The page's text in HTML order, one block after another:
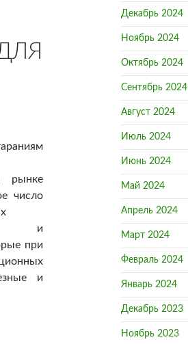
рынке
число
и
при
и
диаметра труб для пола
Декабрь 2024
Ноябрь 2024
Октябрь 2024
Сентябрь 2024
Август 2024
Июль 2024
Июнь 2024
Май 2024
Апрель 2024
Март 2024
Февраль 2024
Январь 2024
Декабрь 2023
Ноябрь 2023